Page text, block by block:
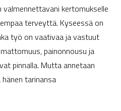
kertomukselle
terveyttä. Kyseessä on
työ on vaativaa ja vastuut
painonnousu ja
pinnalla. Mutta annetaan
tarinansa